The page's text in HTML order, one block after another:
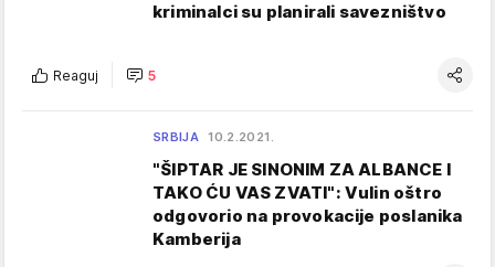
kriminalci su planirali savezništvo
Reaguj 5
SRBIJA 10.2.2021.
"ŠIPTAR JE SINONIM ZA ALBANCE I
TAKO ĆU VAS ZVATI": Vulin oštro
odgovorio na provokacije poslanika
Kamberija